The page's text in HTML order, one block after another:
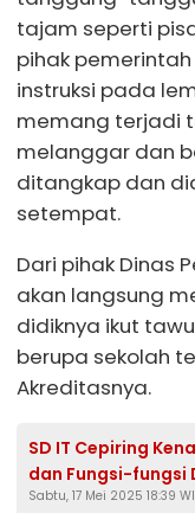
tajam seperti
pihak
instruksi pada
memang terjadi
melanggar dan
ditangkap dan
setempat.
Dari pihak Dinas
akan langsung
didiknya ikut
berupa sekolah
Akreditasnya.
SD IT Cepiring
dan Fungsi-fungsi
Tujuannya!
Sabtu, 17 Mei 2025 18:39